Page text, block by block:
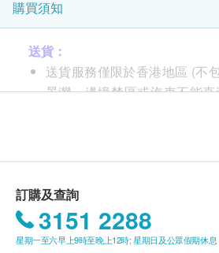
龍眼的果肉晶瑩剔透，味道甘
頭、浸酒、熬膏、作醬、乾肉、
乾燥後去殼、核，曬至乾爽不黏
純糧食酒泡，新鮮龍眼與酒以2
購買須知
送貨：
送貨服務僅限於香港地區 (不
景灣、邊境禁區或汽車不能
賬單總額未滿HK$350需附加
不提供服務之地區 (包括但不限
離島區 : 大嶼山(除東涌)、坪
訂購及查詢
3151 2288
星期一至六早上9時至晚上12時; 星期日及公眾假期休息